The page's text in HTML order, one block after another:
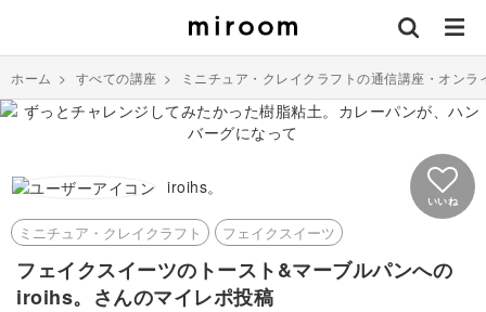
ホーム > すべての講座 > ミニチュア・クレイクラフトの通信講座・オンラ
iroihs。
いいね
ミニチュア・クレイクラフト フェイクスイーツ
フェイクスイーツのトースト&マーブルパンへの
iroihs。さんのマイレポ投稿